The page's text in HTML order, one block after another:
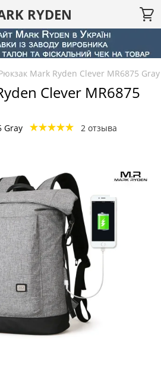
RYDEN
Mark Ryden Clever MR6875 Gray
Clever MR6875
Gray 2 отзыва